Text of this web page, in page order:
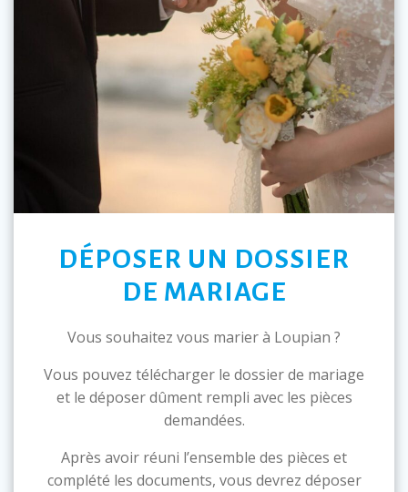
DÉPOSER UN DOSSIER
DE MARIAGE
Vous souhaitez vous marier à Loupian ?
Vous pouvez télécharger le dossier de mariage
et le déposer dûment rempli avec les pièces
demandées.
Après avoir réuni l’ensemble des pièces et
complété les documents, vous devrez déposer